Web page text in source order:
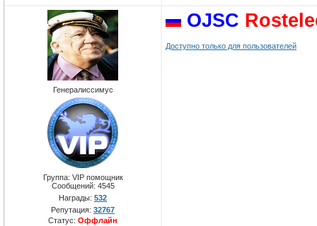
Генералиссимус
Группа: VIP помощник
Сообщений: 4545
Награды: 532
Репутация: 32767
Статус: Оффлайн
OJSC
Доступно только для пользователей